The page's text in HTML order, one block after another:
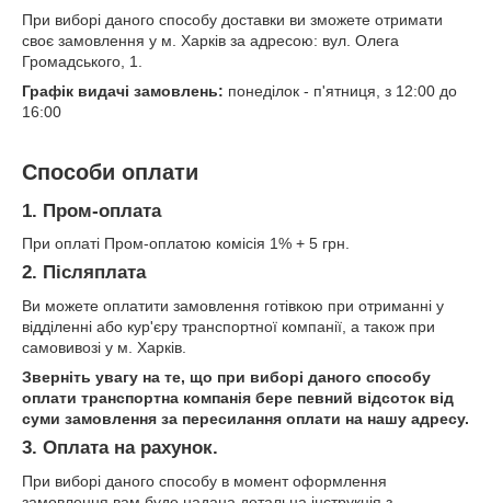
При виборі даного способу доставки ви зможете отримати
своє замовлення у м. Харків за адресою: вул. Олега
Громадського, 1.
Графік видачі замовлень: понеділок - п'ятниця, з 12:00 до
16:00
Способи оплати
1. Пром-оплата
При оплаті Пром-оплатою комісія 1% + 5 грн.
2. Післяплата
Ви можете оплатити замовлення готівкою при отриманні у
відділенні або кур'єру транспортної компанії, а також при
самовивозі у м. Харків.
Зверніть увагу на те, що при виборі даного способу
оплати транспортна компанія бере певний відсоток від
суми замовлення за пересилання оплати на нашу адресу.
3. Оплата на рахунок.
При виборі даного способу в момент оформлення